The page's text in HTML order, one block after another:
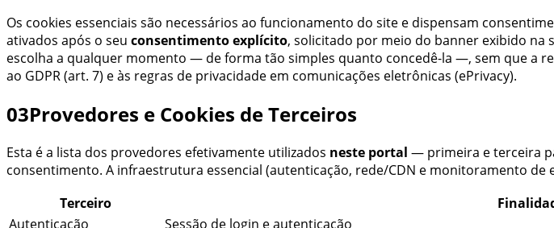
Os cookies essenciais são necessários ao funcionamento do site e dispensam
ativados após o seu consentimento explícito, solicitado por meio do banner exibido na
escolha a qualquer momento — de forma tão simples quanto concedê-la —, sem que a
ao GDPR (art. 7) e às regras de privacidade em comunicações eletrônicas (ePrivacy).
03Provedores e Cookies de Terceiros
Esta é a lista dos provedores efetivamente utilizados neste portal — primeira e terceira
consentimento. A infraestrutura essencial (autenticação, rede/CDN e monitoramento
Terceiro
Autenticação
Sessão de login e autenticação